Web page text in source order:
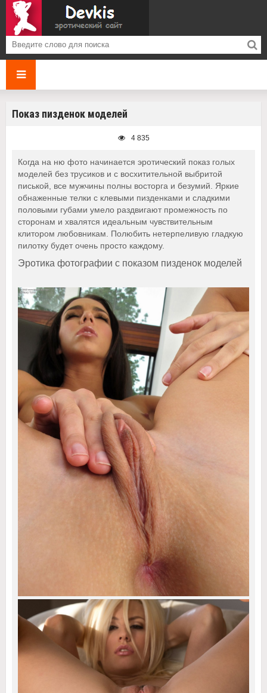
Показ пизденок моделей
4 835
Когда на ню фото начинается эротический показ голых
моделей без трусиков и с восхитительной выбритой
писькой, все мужчины полны восторга и безумий. Яркие
обнаженные телки с клевыми пизденками и сладкими
половыми губами умело раздвигают промежность по
сторонам и хвалятся идеальным чувствительным
клитором любовникам. Полюбить нетерпеливую гладкую
пилотку будет очень просто каждому.
Эротика фотографии с показом пизденок моделей